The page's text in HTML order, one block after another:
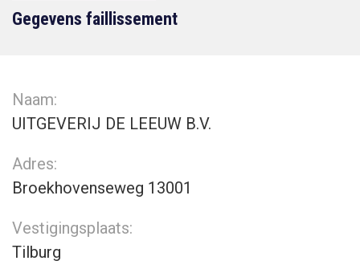
Gegevens faillissement
Naam:
UITGEVERIJ DE LEEUW B.V.
Adres:
Broekhovenseweg 13001
Vestigingsplaats:
Tilburg